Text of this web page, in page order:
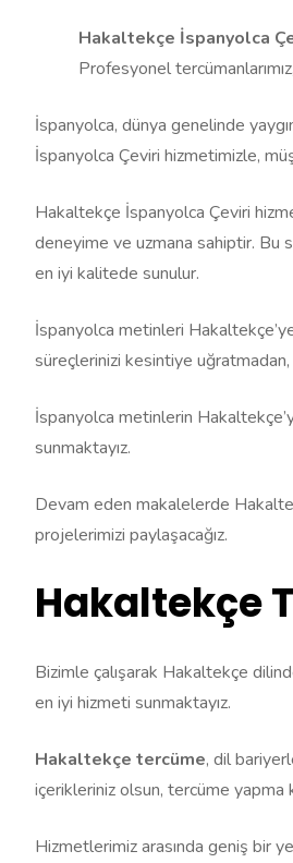
Hakaltekçe İspanyolca
Profesyonel
İspanyolca, dünya genelinde
İspanyolca Çeviri hizmetimizle,
Hakaltekçe İspanyolca Çeviri
deneyime ve uzmana sahiptir. Bu
en iyi kalitede sunulur.
İspanyolca metinleri
süreçlerinizi kesintiye
İspanyolca metinlerin
sunmaktayız.
Devam eden makalelerde
projelerimizi paylaşacağız.
Hakaltekçe
Bizimle çalışarak Hakaltekçe
en iyi hizmeti sunmaktayız.
Hakaltekçe tercüme, dil
içerikleriniz olsun, tercüme
Hizmetlerimiz arasında geniş bir